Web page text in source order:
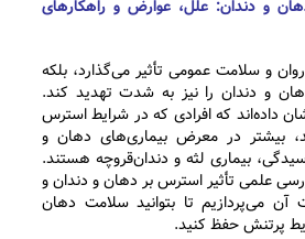
و دندان: علل، عوارض و راهکارهای
و سلامت عمومی تأثیر می‌گذارد، بلکه
و دندان را نیز به شدت تهدید کند.
داده‌اند که افرادی که در شرایط استرس
بیشتر در معرض بیماری‌های دهان و
بیماری لثه و دندان‌قروچه هستند.
علمی تأثیر استرس بر دهان و دندان و
آن می‌پردازیم تا بتوانید سلامت دهان
پرتنش حفظ کنید.